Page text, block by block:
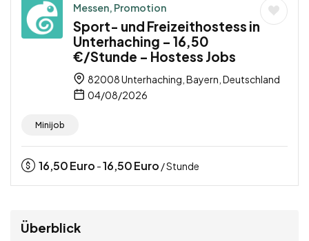
Messen, Promotion
Sport- und Freizeithostess in
Unterhaching – 16,50
€/Stunde – Hostess Jobs
82008 Unterhaching, Bayern, Deutschland
04/08/2026
Minijob
16,50Euro -16,50Euro / Stunde
Überblick